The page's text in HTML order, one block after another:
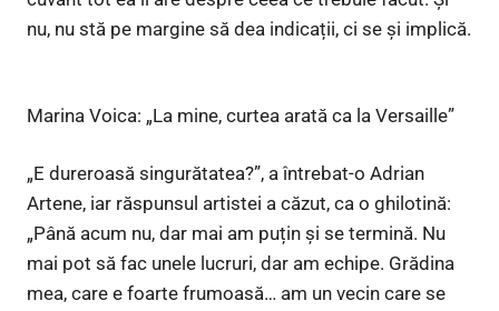
nu, nu stă pe margine să dea indicații, ci se și implică.
Marina Voica: „La mine, curtea arată ca la Versaille”
„E dureroasă singurătatea?”, a întrebat-o Adrian
Artene, iar răspunsul artistei a căzut, ca o ghilotină:
„Până acum nu, dar mai am puțin și se termină. Nu
mai pot să fac unele lucruri, dar am echipe. Grădina
mea, care e foarte frumoasă… am un vecin care se